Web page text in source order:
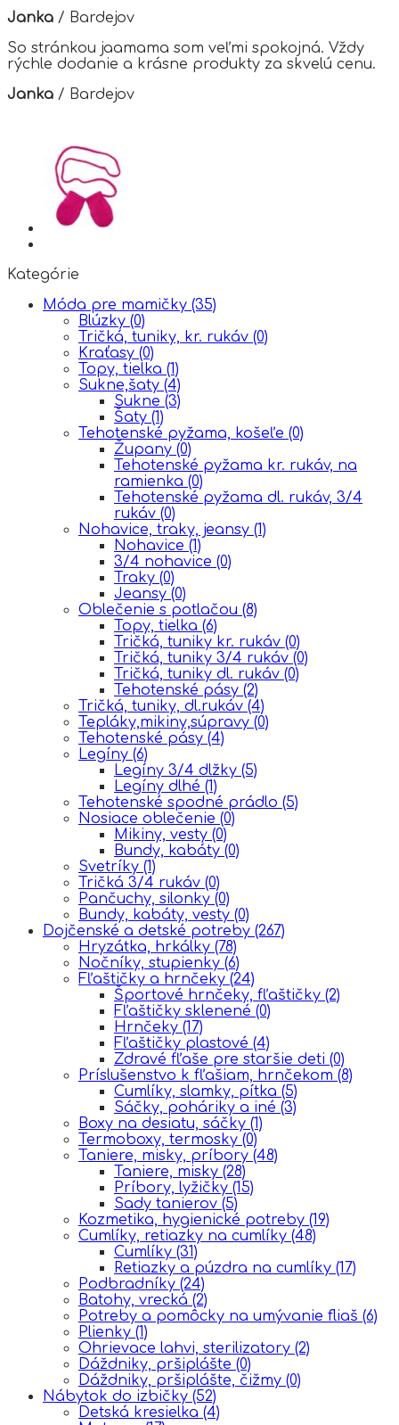
Janka / Bardejov
So stránkou jaamama som veľmi spokojná. Vždy
rýchle dodanie a krásne produkty za skvelú cenu.
Janka / Bardejov
Kategórie
Móda pre mamičky (35)
Blúzky (0)
Tričká, tuniky, kr. rukáv (0)
Kraťasy (0)
Topy, tielka (1)
Sukne,šaty (4)
Sukne (3)
Šaty (1)
Tehotenské pyžama, košeľe (0)
Župany (0)
Tehotenské pyžama kr. rukáv, na
ramienka (0)
Tehotenské pyžama dl. rukáv, 3/4
rukáv (0)
Nohavice, traky, jeansy (1)
Nohavice (1)
3/4 nohavice (0)
Traky (0)
Jeansy (0)
Oblečenie s potlačou (8)
Topy, tielka (6)
Tričká, tuniky kr. rukáv (0)
Tričká, tuniky 3/4 rukáv (0)
Tričká, tuniky dl. rukáv (0)
Tehotenské pásy (2)
Tričká, tuniky, dl.rukáv (4)
Tepláky,mikiny,súpravy (0)
Tehotenské pásy (4)
Legíny (6)
Legíny 3/4 dlžky (5)
Legíny dlhé (1)
Tehotenské spodné prádlo (5)
Nosiace oblečenie (0)
Mikiny, vesty (0)
Bundy, kabáty (0)
Svetríky (1)
Tričká 3/4 rukáv (0)
Pančuchy, silonky (0)
Bundy, kabáty, vesty (0)
Dojčenské a detské potreby (267)
Hryzátka, hrkálky (78)
Nočníky, stupienky (6)
Fľaštičky a hrnčeky (24)
Športové hrnčeky, fľaštičky (2)
Fľaštičky sklenené (0)
Hrnčeky (17)
Fľaštičky plastové (4)
Zdravé fľaše pre staršie deti (0)
Príslušenstvo k fľašiam, hrnčekom (8)
Cumlíky, slamky, pítka (5)
Sáčky, poháriky a iné (3)
Boxy na desiatu, sáčky (1)
Termoboxy, termosky (0)
Taniere, misky, príbory (48)
Taniere, misky (28)
Príbory, lyžičky (15)
Sady tanierov (5)
Kozmetika, hygienické potreby (19)
Cumlíky, retiazky na cumlíky (48)
Cumlíky (31)
Retiazky a púzdra na cumlíky (17)
Podbradníky (24)
Batohy, vrecká (2)
Potreby a pomôcky na umývanie fliaš (6)
Plienky (1)
Ohrievace lahvi, sterilizatory (2)
Dáždniky, pršiplášte (0)
Dáždniky, pršiplášte, čižmy (0)
Nábytok do izbičky (52)
Detská kresielka (4)